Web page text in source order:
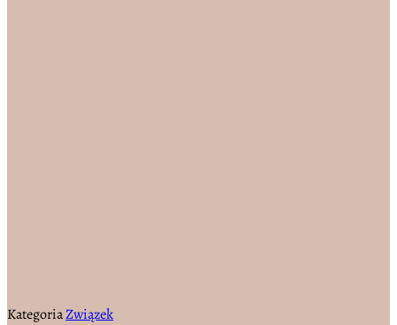
KategoriaZwiązek